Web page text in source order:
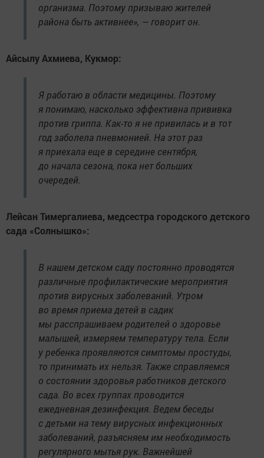
организма. Поэтому призываю жителей
района быть активнее», — говорит он.
Айсылу Ахмиева, Кукмор:
Я работаю в области медицины. Поэтому
я понимаю, насколько эффективна прививка
против гриппа. Как-то я не привилась и в тот
год заболела пневмонией. На этот раз
я приехала еще в середине сентября,
до начала сезона, пока нет больших
очередей.
Лейсан Тимергалиева, медсестра городского детского
сада «Солнышко»:
В нашем детском саду постоянно проводятся
различные профилактические мероприятия
против вирусных заболеваний. Утром
во время приема детей в садик
мы расспрашиваем родителей о здоровье
малышей, измеряем температуру тела. Если
у ребенка проявляются симптомы простуды,
то принимать их нельзя. Также справляемся
о состоянии здоровья работников детского
сада. Во всех группах проводится
ежедневная дезинфекция. Ведем беседы
с детьми на тему вирусных инфекционных
заболеваний, разъясняем им необходимость
регулярного мытья рук. Важнейшей